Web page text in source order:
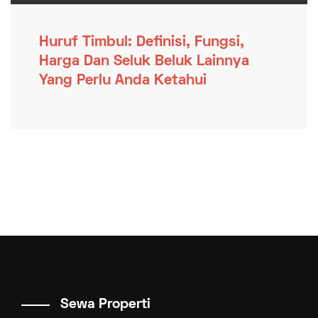
Huruf Timbul: Definisi, Fungsi,
Harga Dan Seluk Beluk Lainnya
Yang Perlu Anda Ketahui
Sewa Properti